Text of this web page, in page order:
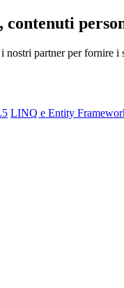
nostri partner per fornire i
LINQ e Entity